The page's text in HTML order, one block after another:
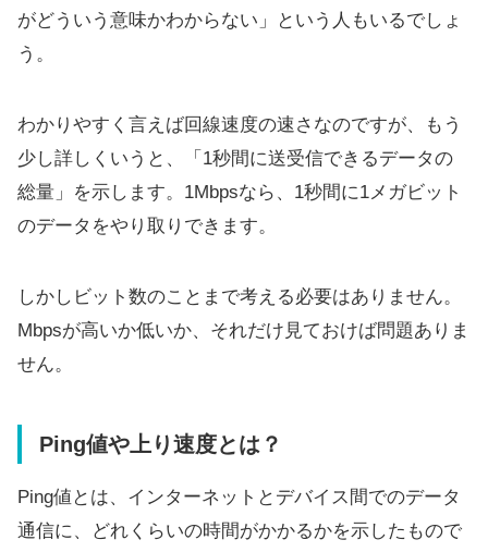
がどういう意味かわからない」という人もいるでしょ
う。
わかりやすく言えば回線速度の速さなのですが、もう
少し詳しくいうと、「1秒間に送受信できるデータの
総量」を示します。1Mbpsなら、1秒間に1メガビット
のデータをやり取りできます。
しかしビット数のことまで考える必要はありません。
Mbpsが高いか低いか、それだけ見ておけば問題ありま
せん。
Ping値や上り速度とは？
Ping値とは、インターネットとデバイス間でのデータ
通信に、どれくらいの時間がかかるかを示したもので